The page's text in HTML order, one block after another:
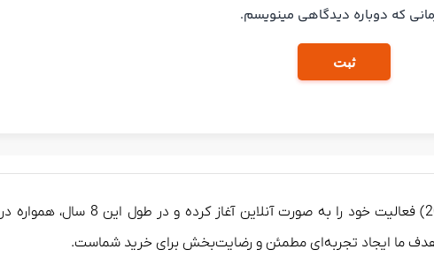
که دوباره دیدگاهی مینویسم.
ثبت
فروشگاه آلینجا از سال 1398
هدف ما ایجاد تجربه‌ای مطمئن و رضایت‌بخش برای خرید شماست.